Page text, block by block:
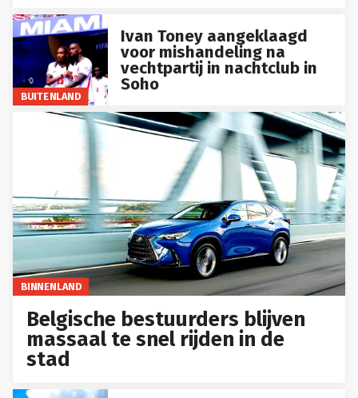
BUITENLAND
Ivan Toney aangeklaagd
voor mishandeling na
vechtpartij in nachtclub in
Soho
BINNENLAND
Belgische bestuurders blijven
massaal te snel rijden in de
stad